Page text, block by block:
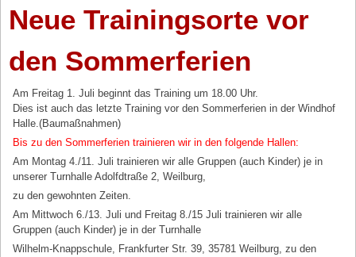
Neue Trainingsorte vor
den Sommerferien
Am Freitag 1. Juli beginnt das Training um 18.00 Uhr.
Dies ist auch das letzte Training vor den Sommerferien in der Windhof
Halle.(Baumaßnahmen)
Bis zu den Sommerferien trainieren wir in den folgende Hallen:
Am Montag 4./11. Juli trainieren wir alle Gruppen (auch Kinder) je in
unserer Turnhalle Adolfdtraße 2, Weilburg,
zu den gewohnten Zeiten.
Am Mittwoch 6./13. Juli und Freitag 8./15 Juli trainieren wir alle
Gruppen (auch Kinder) je in der Turnhalle
Wilhelm-Knappschule, Frankfurter Str. 39, 35781 Weilburg, zu den